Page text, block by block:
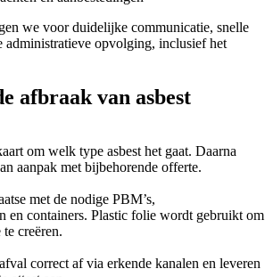
we voor duidelijke communicatie, snelle
administratieve opvolging, inclusief het
afbraak van asbest
om welk type asbest het gaat. Daarna
aanpak met bijbehorende offerte.
met de nodige PBM’s,
en containers. Plastic folie wordt gebruikt om
creëren.
correct af via erkende kanalen en leveren